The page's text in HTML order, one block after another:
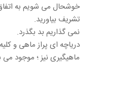
خوشحال می شویم به
تشریف بیاورید.
نمی گذاریم بد بگذرد.
دریاچه ای پراز ماهی و
ماهیگیری نیز ؛ موجود می